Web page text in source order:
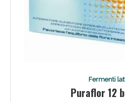
Fermenti
Puraflor 12